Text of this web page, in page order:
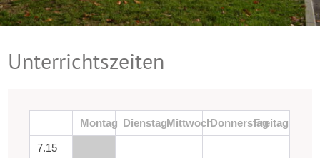
Unterrichtszeiten
Montag DienstagMittwochDonnerstagFreitag
7.15